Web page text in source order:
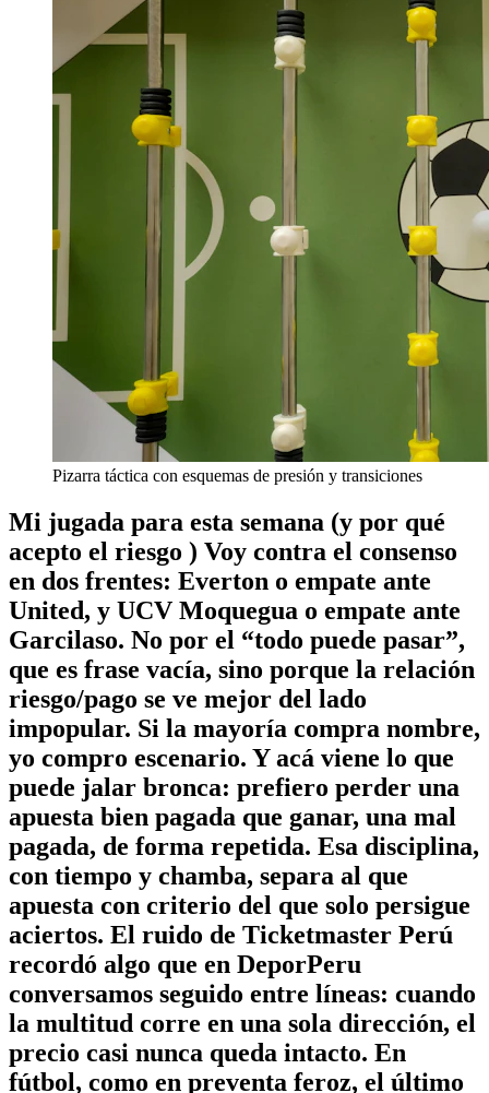
Pizarra táctica con esquemas de presión y transiciones
Mi jugada para esta semana (y por qué
acepto el riesgo ) Voy contra el consenso
en dos frentes: Everton o empate ante
United, y UCV Moquegua o empate ante
Garcilaso. No por el “todo puede pasar”,
que es frase vacía, sino porque la relación
riesgo/pago se ve mejor del lado
impopular. Si la mayoría compra nombre,
yo compro escenario. Y acá viene lo que
puede jalar bronca: prefiero perder una
apuesta bien pagada que ganar, una mal
pagada, de forma repetida. Esa disciplina,
con tiempo y chamba, separa al que
apuesta con criterio del que solo persigue
aciertos. El ruido de Ticketmaster Perú
recordó algo que en DeporPeru
conversamos seguido entre líneas: cuando
la multitud corre en una sola dirección, el
precio casi nunca queda intacto. En
fútbol, como en preventa feroz, el último